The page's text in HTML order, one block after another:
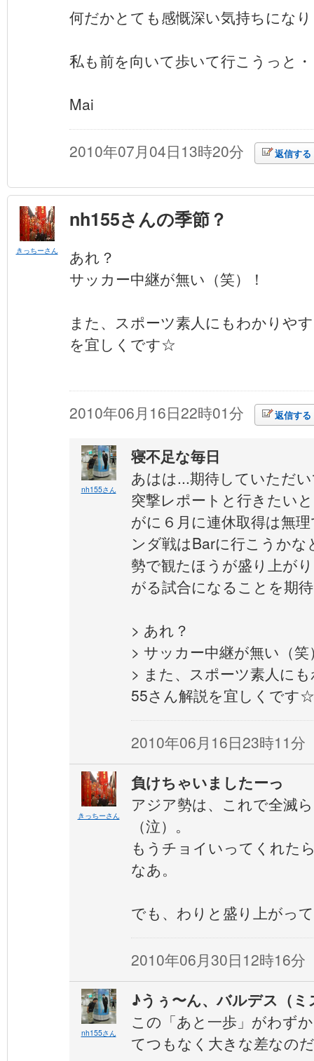
何だかとても感慨深い気持ちにな
私も前を向いて歩いて行こうっと
Mai
2010年07月04日13時20分 返信する
きっちーさん
nh155さんの季節？
あれ？
サッカー中継が無い（笑）！
また、スポーツ素人にもわかりや
を宜しくです☆
2010年06月16日22時01分 返信する
nh155さん
寝不足な毎日
あはは...期待していただ
突撃レポートと行きたい
がに６月に連休取得は無
ンダ戦はBarに行こうか
勢で観たほうが盛り上が
がる試合になることを期
> あれ？
> サッカー中継が無い（笑
> また、スポーツ素人に
55さん解説を宜しくです☆
2010年06月16日23時11分
きっちーさん
負けちゃいましたーっ
アジア勢は、これで全滅
（泣）。
もうチョイいってくれた
なあ。
でも、わりと盛り上がっ
2010年06月30日12時16分
nh155さん
♪うぅ〜ん、バルデス（ミ
この「あと一歩」がわず
てつもなく大きな差なの